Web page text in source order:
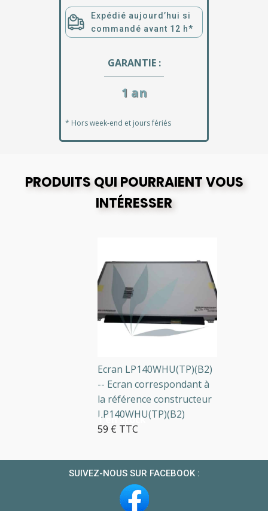
Expédié aujourd’hui si
commandé avant 12 h*
GARANTIE :
1 an
* Hors week-end et jours fériés
PRODUITS QUI POURRAIENT VOUS
INTÉRESSER
1 en stock
Ecran LP140WHU(TP)(B2)
-- Ecran correspondant à
la référence constructeur
LP140WHU(TP)(B2)
59 € TTC
SUIVEZ-NOUS SUR FACEBOOK :